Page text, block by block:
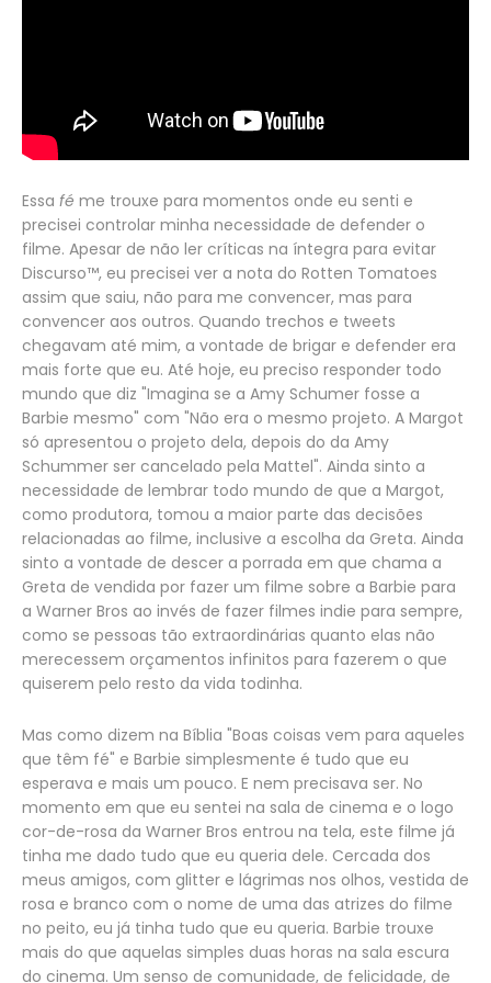
Essa fé me trouxe para momentos onde eu senti e
precisei controlar minha necessidade de defender o
filme. Apesar de não ler críticas na íntegra para evitar
Discurso™, eu precisei ver a nota do Rotten Tomatoes
assim que saiu, não para me convencer, mas para
convencer aos outros. Quando trechos e tweets
chegavam até mim, a vontade de brigar e defender era
mais forte que eu. Até hoje, eu preciso responder todo
mundo que diz "Imagina se a Amy Schumer fosse a
Barbie mesmo" com "Não era o mesmo projeto. A Margot
só apresentou o projeto dela, depois do da Amy
Schummer ser cancelado pela Mattel". Ainda sinto a
necessidade de lembrar todo mundo de que a Margot,
como produtora, tomou a maior parte das decisões
relacionadas ao filme, inclusive a escolha da Greta. Ainda
sinto a vontade de descer a porrada em que chama a
Greta de vendida por fazer um filme sobre a Barbie para
a Warner Bros ao invés de fazer filmes indie para sempre,
como se pessoas tão extraordinárias quanto elas não
merecessem orçamentos infinitos para fazerem o que
quiserem pelo resto da vida todinha.
Mas como dizem na Bíblia "Boas coisas vem para aqueles
que têm fé" e Barbie simplesmente é tudo que eu
esperava e mais um pouco. E nem precisava ser. No
momento em que eu sentei na sala de cinema e o logo
cor-de-rosa da Warner Bros entrou na tela, este filme já
tinha me dado tudo que eu queria dele. Cercada dos
meus amigos, com glitter e lágrimas nos olhos, vestida de
rosa e branco com o nome de uma das atrizes do filme
no peito, eu já tinha tudo que eu queria. Barbie trouxe
mais do que aquelas simples duas horas na sala escura
do cinema. Um senso de comunidade, de felicidade, de